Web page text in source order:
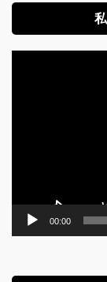
00:00